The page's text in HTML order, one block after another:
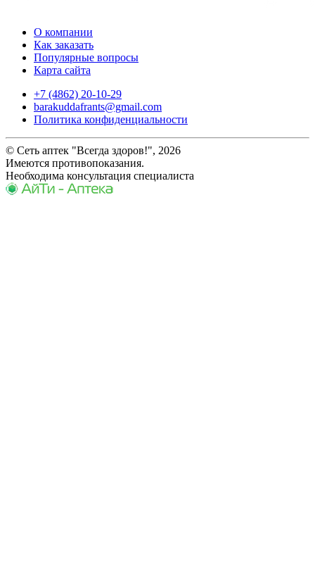
О компании
Как заказать
Популярные вопросы
Карта сайта
+7 (4862) 20-10-29
barakuddafrants@gmail.com
Политика конфиденциальности
© Сеть аптек "Всегда здоров!", 2026
Имеются противопоказания.
Необходима консультация специалиста